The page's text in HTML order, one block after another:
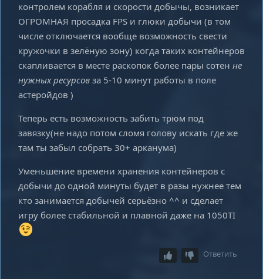
контролем корабля и скорости добычы, возникает
ОГРОМНАЯ просадка FPS и глюки добычи (в том
числе отключается вообще возможность свести
кружочки в зелёную зону) когда таких контейнеров
скапливается в месте раскопок более пары сотен не
нужных ресурсов за 5-10 минут работы в поле
астеройдов )
Теперь есть возможность забить трюм под
завязку(не надо потом сломя голову искать где же
там ты забыл собрать 30+ арканума)
Уменьшение времени хранения контейнеров с
добычи до одной минуты будет в разы нужнее тем
кто занимается добычей серьёзно ^^ и сделает
игру более стабильной и плавной даже на 1050TI
Ответить